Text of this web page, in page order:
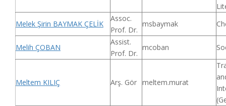
Melek Şirin BAYMAK ÇELİK
Assoc.
Prof. Dr.
msbaymak
Melih ÇOBAN
Assist.
Prof. Dr.
mcoban
Meltem KILIÇ Arş. Gör meltem.murat